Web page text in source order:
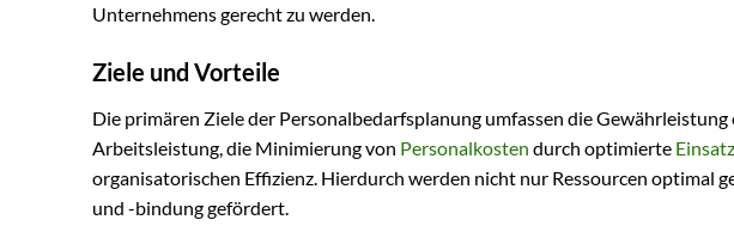
Unternehmens gerecht zu werden.
Ziele und Vorteile
Die primären Ziele der Personalbedarfsplanung umfassen die
Arbeitsleistung, die Minimierung von Personalkosten durch optimierte
organisatorischen Effizienz. Hierdurch werden nicht nur Ressourcen optimal
und -bindung gefördert.